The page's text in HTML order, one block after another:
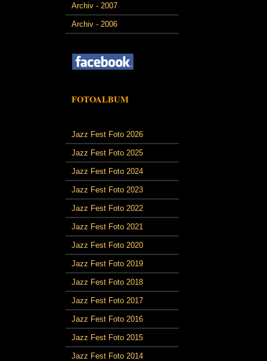
Archiv - 2007
Archiv - 2006
FOTOALBUM
Jazz Fest Foto 2026
Jazz Fest Foto 2025
Jazz Fest Foto 2024
Jazz Fest Foto 2023
Jazz Fest Foto 2022
Jazz Fest Foto 2021
Jazz Fest Foto 2020
Jazz Fest Foto 2019
Jazz Fest Foto 2018
Jazz Fest Foto 2017
Jazz Fest Foto 2016
Jazz Fest Foto 2015
Jazz Fest Foto 2014